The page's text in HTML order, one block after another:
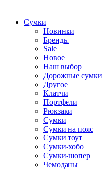
Cумки
Новинки
Бренды
Sale
Новое
Наш выбор
Дорожные сумки
Другое
Клатчи
Портфели
Рюкзаки
Сумки
Сумки на пояс
Сумки тоут
Сумки-хобо
Сумки-шопер
Чемоданы